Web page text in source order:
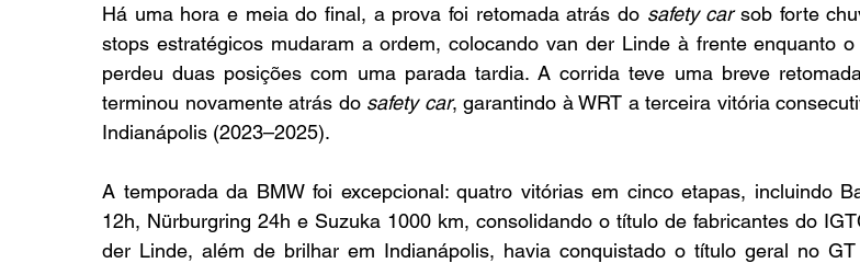
Há uma hora e meia do final, a prova foi retomada atrás do safety car sob forte
stops estratégicos mudaram a ordem, colocando van der Linde à frente enquanto
perdeu duas posições com uma parada tardia. A corrida teve uma breve
terminou novamente atrás do safety car, garantindo à WRT a terceira vitória
Indianápolis (2023–2025).
A temporada da BMW foi excepcional: quatro vitórias em cinco etapas, incluindo
12h, Nürburgring 24h e Suzuka 1000 km, consolidando o título de fabricantes do
der Linde, além de brilhar em Indianápolis, havia conquistado o título geral no GT